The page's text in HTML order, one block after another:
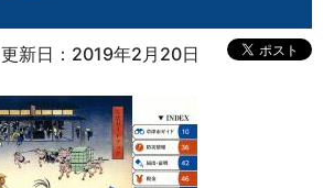
更新日：2019年2月20日